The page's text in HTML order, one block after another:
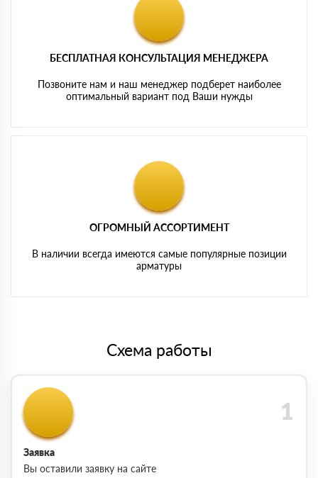
БЕСПЛАТНАЯ КОНСУЛЬТАЦИЯ МЕНЕДЖЕРА
Позвоните нам и наш менеджер подберет наиболее
оптимальный вариант под Ваши нужды
ОГРОМНЫЙ АССОРТИМЕНТ
В наличии всегда имеются самые популярные позиции
арматуры
Схема работы
Заявка
Вы оставили заявку на сайте